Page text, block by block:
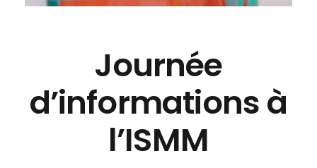
Journée
d’informations à
l’ISMM